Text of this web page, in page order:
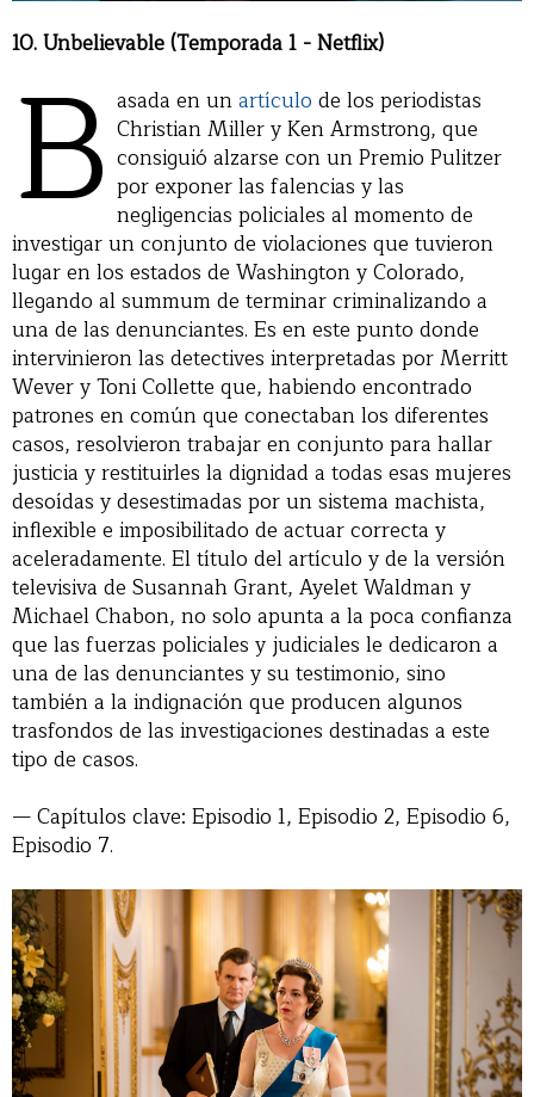
10. Unbelievable (Temporada 1 - Netflix)
B asada en unartículo de los periodistas
Christian Miller y Ken Armstrong, que
consiguió alzarse con un Premio Pulitzer
por exponer las falencias y las
negligencias policiales al momento de
investigar un conjunto de violaciones que tuvieron
lugar en los estados de Washington y Colorado,
llegando al summum de terminar criminalizando a
una de las denunciantes. Es en este punto donde
intervinieron las detectives interpretadas por Merritt
Wever y Toni Collette que, habiendo encontrado
patrones en común que conectaban los diferentes
casos, resolvieron trabajar en conjunto para hallar
justicia y restituirles la dignidad a todas esas mujeres
desoídas y desestimadas por un sistema machista,
inflexible e imposibilitado de actuar correcta y
aceleradamente. El título del artículo y de la versión
televisiva de Susannah Grant, Ayelet Waldman y
Michael Chabon, no solo apunta a la poca confianza
que las fuerzas policiales y judiciales le dedicaron a
una de las denunciantes y su testimonio, sino
también a la indignación que producen algunos
trasfondos de las investigaciones destinadas a este
tipo de casos.
— Capítulos clave: Episodio 1, Episodio 2, Episodio 6,
Episodio 7.